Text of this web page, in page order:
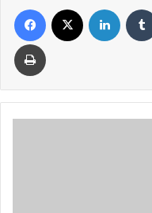
Facebook
Yazdır